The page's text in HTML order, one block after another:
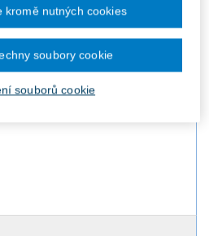
Produkty
souborů cookie
kromě nutných cookies
soubory cookie